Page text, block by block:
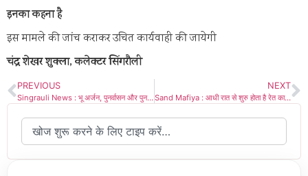
इनका कहना है
इस मामले की जांच कराकर उचित कार्यवाही की जायेगी
चंद्र शेखर शुक्ला, कलेक्टर सिंगरौली
PREVIOUS
Singrauli News : भू अर्जन, पुनर्वासन और पुनर्व्यवस्थापन पर सेमिनार की मांग
NEXT
Sand Mafiya : आधी रात से शुरु होता है रेत का परिवहन, पुलिस का एक लाख रुपए महीना फिक्स?